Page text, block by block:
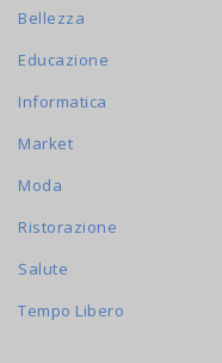
Bellezza
Educazione
Informatica
Market
Moda
Ristorazione
Salute
Tempo Libero